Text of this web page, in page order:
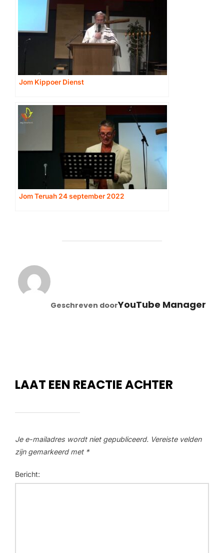
Jom Kippoer Dienst
Jom Teruah 24 september 2022
Geschreven doorYouTube Manager
LAAT EEN REACTIE ACHTER
Je e-mailadres wordt niet gepubliceerd. Vereiste velden
zijn gemarkeerd met *
Bericht: